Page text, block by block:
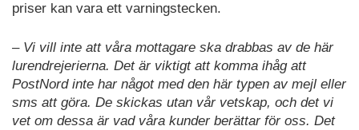
priser kan vara ett varningstecken.
– Vi vill inte att våra mottagare ska drabbas av de här
lurendrejerierna. Det är viktigt att komma ihåg att
PostNord inte har något med den här typen av mejl eller
sms att göra. De skickas utan vår vetskap, och det vi
vet om dessa är vad våra kunder berättar för oss. Det